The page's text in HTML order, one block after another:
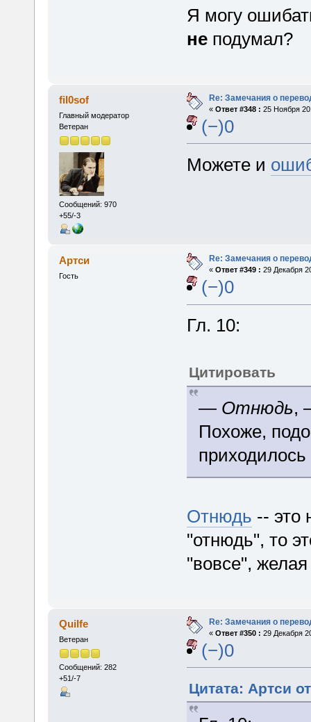
Я могу
неподумал?
fil0sof
Главный модератор
Ветеран
Сообщений: 970
+55/-3
Re: Замечания о
« Ответ #348 : 25 Ноября
(−)0
Можете и
Артси
Гость
Re: Замечания о
« Ответ #349 : 29 Декабря
(−)0
Гл. 10:
Цитировать
— Отнюдь,
Похоже,
Отнюдь -- это
"отнюдь", то
"вовсе",
Quilfe
Ветеран
Сообщений: 282
+51/-7
Re: Замечания о
« Ответ #350 : 29 Декабря
(−)0
Цитата: Артси